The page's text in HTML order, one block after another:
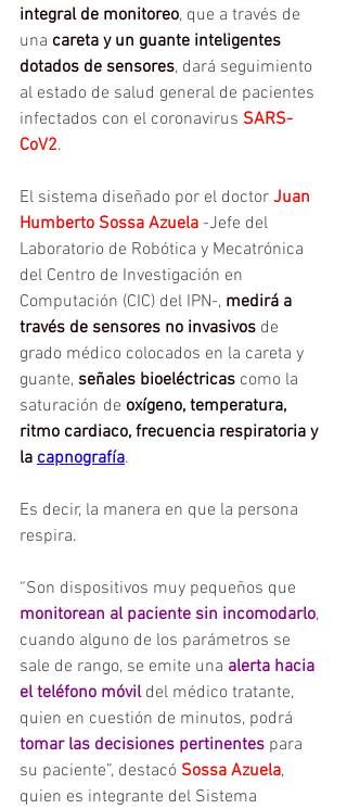
integral de monitoreo, que a través de
una careta y un guante inteligentes
dotados de sensores, dará seguimiento
al estado de salud general de pacientes
infectados con el coronavirus SARS-
CoV2.
El sistema diseñado por el doctor Juan
Humberto Sossa Azuela -Jefe del
Laboratorio de Robótica y Mecatrónica
del Centro de Investigación en
Computación (CIC) del IPN-, medirá a
través de sensores no invasivos de
grado médico colocados en la careta y
guante, señales bioeléctricas como la
saturación de oxígeno, temperatura,
ritmo cardiaco, frecuencia respiratoria y
la capnografía.
Es decir, la manera en que la persona
respira.
“Son dispositivos muy pequeños que
monitorean al paciente sin incomodarlo,
cuando alguno de los parámetros se
sale de rango, se emite una alerta hacia
el teléfono móvil del médico tratante,
quien en cuestión de minutos, podrá
tomar las decisiones pertinentes para
su paciente”, destacó Sossa Azuela,
quien es integrante del Sistema